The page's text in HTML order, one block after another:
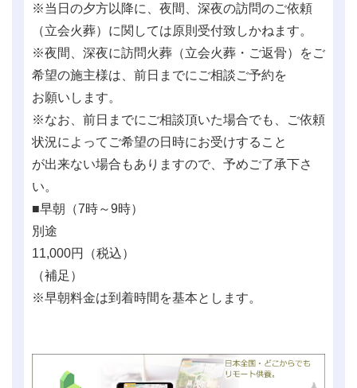
※当日の夕方以降に、夜間、深夜の訪問のご依頼
（立会火葬）に関しては原則受付致しかねます。
※夜間、深夜に訪問火葬（立会火葬・ご返骨）をご
希望の施主様は、前日までにご相談ご予約を
お願いします。
※なお、前日までにご相談頂いた場合でも、ご依頼
状況によってご希望の日時にお受けすること
が出来ない場合もありますので、予めご了承下さ
い。
■早朝（7時～9時）
別途
11,000円（税込）
（補足）
※早朝料金は到着時間を基本とします。